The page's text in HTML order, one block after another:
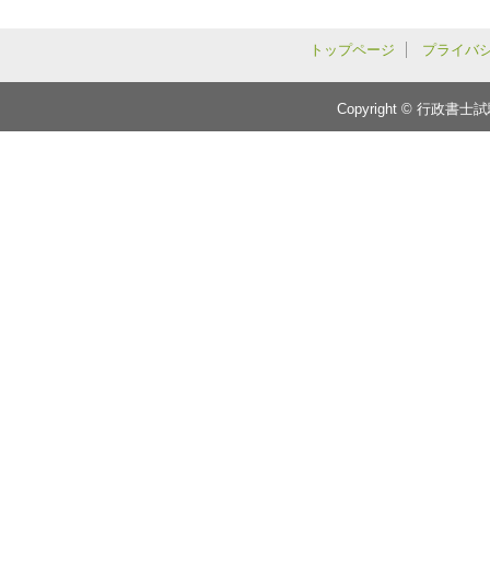
トップページ プライバ
Copyright © 行政書士